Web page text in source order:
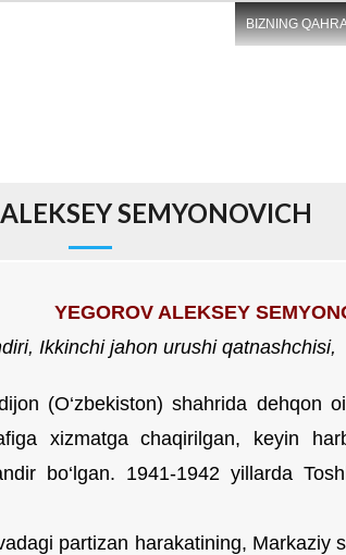
BIZNING
SEMYONOVICH
YEGOROV ALEKSEY SEMYO
, Ikkinchi jahon urushi qatnashchisi,
(O‘zbekiston) shahrida dehqon
xizmatga chaqirilgan, keyin
bo‘lgan. 1941-1942 yillarda
partizan harakatining, Markaziy